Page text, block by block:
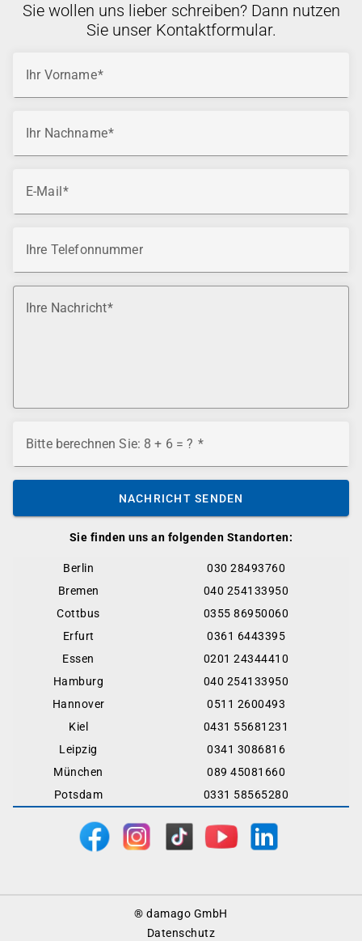
Sie finden uns an folgenden Standorten:
Berlin
030 28493760
Bremen
040 254133950
Cottbus
0355 86950060
Erfurt
0361 6443395
Essen
0201 24344410
Hamburg
040 254133950
Hannover
0511 2600493
Kiel
0431 55681231
Leipzig
0341 3086816
München
089 45081660
Potsdam
0331 58565280
Sie wollen uns lieber schreiben? Dann nutzen
Sie unser Kontaktformular.
Ihr Vorname
Ihr Nachname
E-Mail
Ihre Telefonnummer
Ihre Nachricht
Bitte berechnen Sie: 8 + 6 = ?
NACHRICHT SENDEN
® damago GmbH
Datenschutz